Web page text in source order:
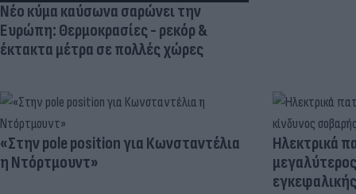
Νέο κύμα καύσωνα σαρώνει την
Ευρώπη: Θερμοκρασίες - ρεκόρ &
έκτακτα μέτρα σε πολλές χώρες
«Στην pole position για Κωνσταντέλια
η Ντόρτμουντ»
Ηλεκτρικά